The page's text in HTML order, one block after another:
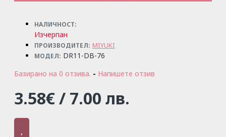
НАЛИЧНОСТ:
Изчерпан
ПРОИЗВОДИТЕЛ: MIYUKI
МОДЕЛ: DR11-DB-76
Базирано на 0 отзива. - Напишете отзив
3.58€ / 7.00 лв.